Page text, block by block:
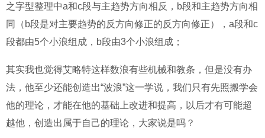
之字型整理中a和c段与主趋势方向相反，b段和主趋势方向相
同（b段是对主要趋势的反方向修正的反方向修正），a段和c
段都由5个小浪组成，b段由3个小浪组成；
其实我也觉得艾略特这样数浪有些机械和教条，但是没有办
法，他至少还能创造出“波浪”这一学说，我们只有先照搬学会
他的理论，才能在他的基础上改进和提高，以后才有可能超
越他，创造出属于自己的理论，大家说是吗？